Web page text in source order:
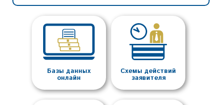
Базы данных
онлайн
Схемы действий
заявителя